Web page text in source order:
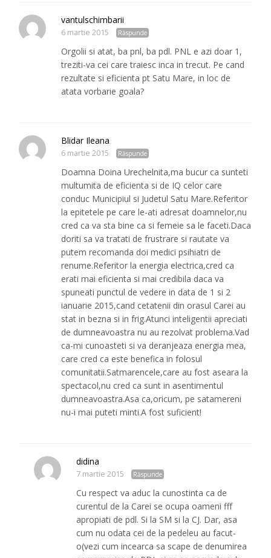
vantulschimbarii
6 martie 2015 Răspunde
Orgolii si atat, ba pnl, ba pdl. PNL e azi doar 1,
treziti-va cei care traiesc inca in trecut. Pe cand
rezultate si eficienta pt Satu Mare, in loc de
atata vorbarie goala?
Blidar Ileana
6 martie 2015 Răspunde
Doamna Doina Urechelnita,ma bucur ca sunteti
multumita de eficienta si de IQ celor care
conduc Municipiul si Judetul Satu Mare.Referitor
la epitetele pe care le-ati adresat doamnelor,nu
cred ca va sta bine ca si femeie sa le faceti.Daca
doriti sa va tratati de frustrare si rautate va
putem recomanda doi medici psihiatri de
renume.Referitor la energia electrica,cred ca
erati mai eficienta si mai credibila daca va
spuneati punctul de vedere in data de 1 si 2
ianuarie 2015,cand cetatenii din orasul Carei au
stat in bezna si in frig.Atunci inteligentii apreciati
de dumneavoastra nu au rezolvat problema.Vad
ca-mi cunoasteti si va deranjeaza energia mea,
care cred ca este benefica in folosul
comunitatii.Satmarencele,care au fost aseara la
spectacol,nu cred ca sunt in asentimentul
dumneavoastra.Asa ca,oricum, pe satamereni
nu-i mai puteti minti.A fost suficient!
didina
7 martie 2015 Răspunde
Cu respect va aduc la cunostinta ca de
curentul de la Carei se ocupa oameni fff
apropiati de pdl. Si la SM si la CJ. Dar, asa
cum nu odata cei de la pedeleu au facut-
o(vezi cum incearca sa scape de denumirea